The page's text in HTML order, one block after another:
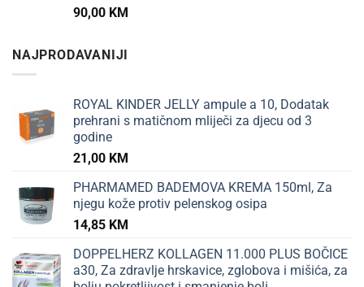
90,00 KM
NAJPRODAVANIJI
ROYAL KINDER JELLY ampule a 10, Dodatak
prehrani s matičnom mliječi za djecu od 3
godine
21,00 KM
PHARMAMED BADEMOVA KREMA 150ml, Za
njegu kože protiv pelenskog osipa
14,85 KM
DOPPELHERZ KOLLAGEN 11.000 PLUS BOČICE
a30, Za zdravlje hrskavice, zglobova i mišića, za